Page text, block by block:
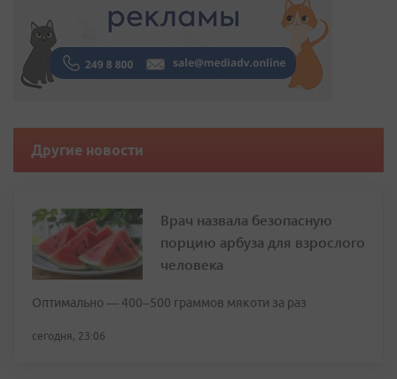
Другие новости
Врач назвала безопасную
порцию арбуза для взрослого
человека
Оптимально — 400–500 граммов мякоти за раз
сегодня, 23:06